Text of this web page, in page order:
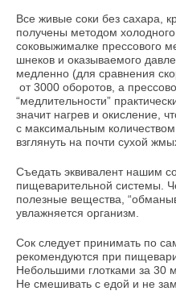
Все живые соки без сахара,
получены методом
соковыжималке прессового
шнеков и оказываемого
медленно (для сравнения
от 3000 оборотов, а
“медлительности”
значит нагрев и окисление,
с максимальным
взглянуть на почти сухой
Съедать эквивалент нашим
пищеварительной системы.
полезные вещества,
увлажняется организм.
Сок следует принимать по
рекомендуются при
Небольшими глотками за 30
Не смешивать с едой и не